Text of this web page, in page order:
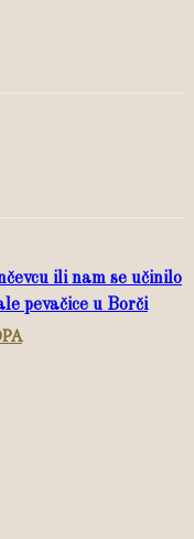
ili nam se učinilo
pevačice u Borči